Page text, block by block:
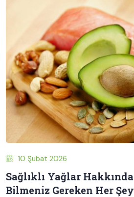
10 Şubat 2026
Sağlıklı Yağlar Hakkında
Bilmeniz Gereken Her Şey